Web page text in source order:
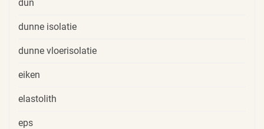
dun
dunne isolatie
dunne vloerisolatie
eiken
elastolith
eps